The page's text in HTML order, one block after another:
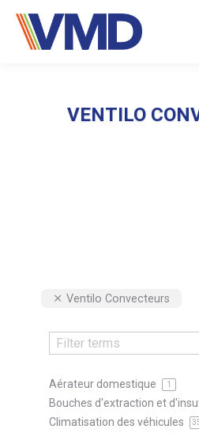
VENTILO
Ventilo Convecteurs
Aérateur domestique 1
Bouches d'extraction et
Climatisation des véhicules